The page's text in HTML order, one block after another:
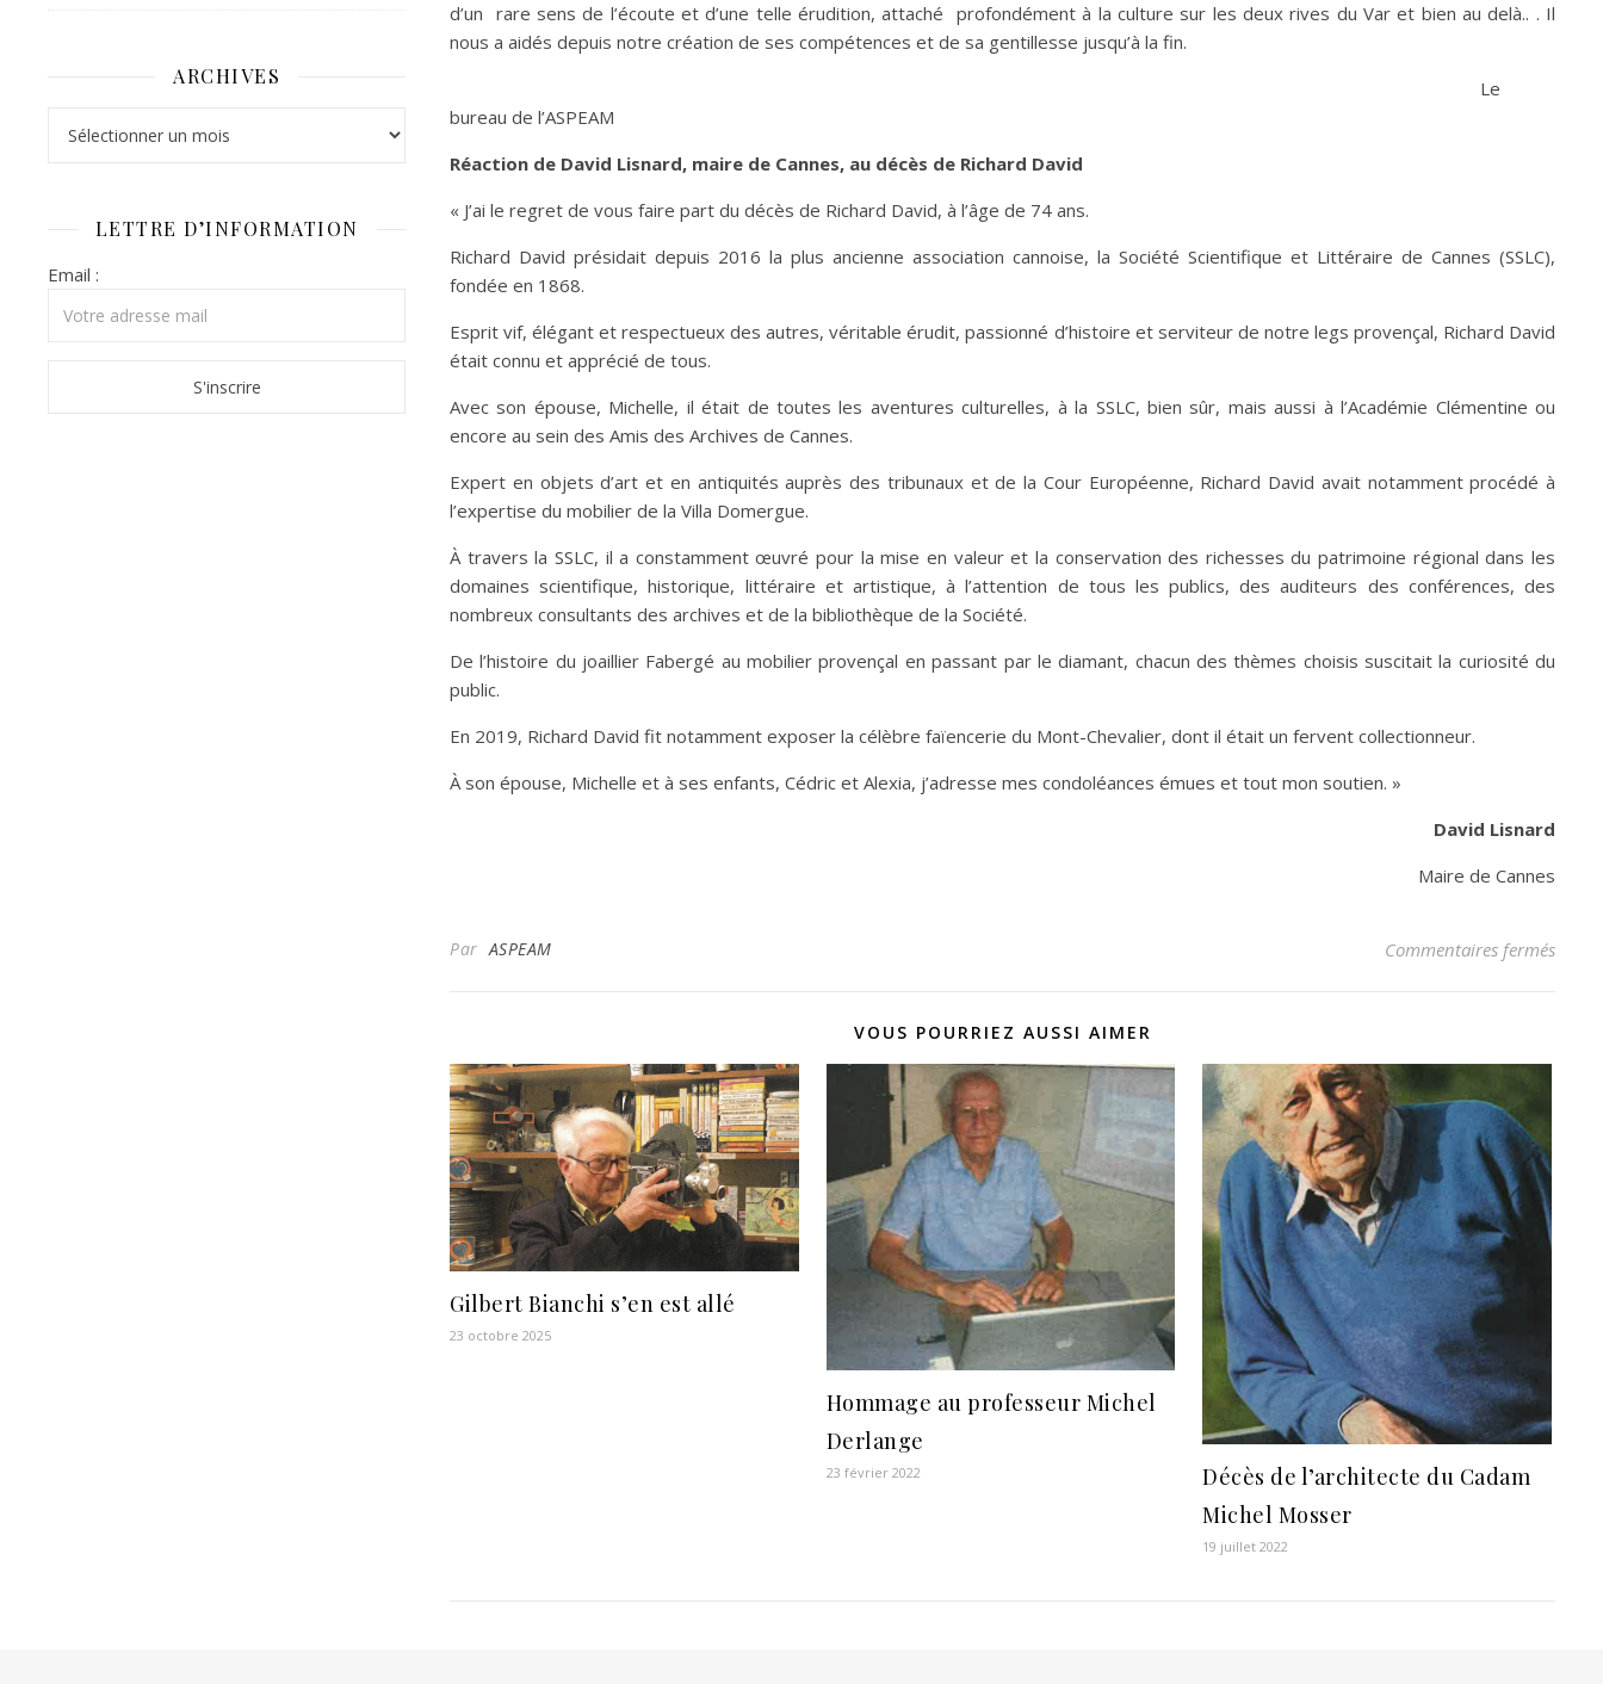
ARCHIVES
LETTRE D’INFORMATION
Email :
d’un rare sens de l’écoute et d’une telle érudition, attaché profondément à la culture sur les deux rives du Var et bien au delà.. . Il
nous a aidés depuis notre création de ses compétences et de sa gentillesse jusqu’à la fin.
Le
bureau de l’ASPEAM
Réaction de David Lisnard, maire de Cannes, au décès de Richard David
« J’ai le regret de vous faire part du décès de Richard David, à l’âge de 74 ans.
Richard David présidait depuis 2016 la plus ancienne association cannoise, la Société Scientifique et Littéraire de Cannes (SSLC),
fondée en 1868.
Esprit vif, élégant et respectueux des autres, véritable érudit, passionné d’histoire et serviteur de notre legs provençal, Richard David
était connu et apprécié de tous.
Avec son épouse, Michelle, il était de toutes les aventures culturelles, à la SSLC, bien sûr, mais aussi à l’Académie Clémentine ou
encore au sein des Amis des Archives de Cannes.
Expert en objets d’art et en antiquités auprès des tribunaux et de la Cour Européenne, Richard David avait notamment procédé à
l’expertise du mobilier de la Villa Domergue.
À travers la SSLC, il a constamment œuvré pour la mise en valeur et la conservation des richesses du patrimoine régional dans les
domaines scientifique, historique, littéraire et artistique, à l’attention de tous les publics, des auditeurs des conférences, des
nombreux consultants des archives et de la bibliothèque de la Société.
De l’histoire du joaillier Fabergé au mobilier provençal en passant par le diamant, chacun des thèmes choisis suscitait la curiosité du
public.
En 2019, Richard David fit notamment exposer la célèbre faïencerie du Mont-Chevalier, dont il était un fervent collectionneur.
À son épouse, Michelle et à ses enfants, Cédric et Alexia, j’adresse mes condoléances émues et tout mon soutien. »
David Lisnard
Maire de Cannes
ParASPEAM Commentaires ferméssur
VOUS POURRIEZ AUSSI AIMER
Gilbert Bianchi s’en est allé
23 octobre 2025
Hommage au professeur Michel
Derlange
23 février 2022
Décès de l’architecte du Cadam
Michel Mosser
19 juillet 2022